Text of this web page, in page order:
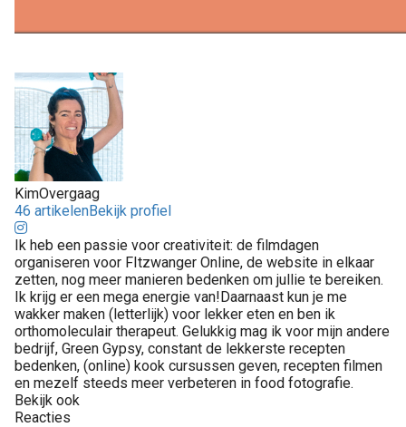
KimOvergaag
46 artikelenBekijk profiel
Ik heb een passie voor creativiteit: de filmdagen
organiseren voor FItzwanger Online, de website in elkaar
zetten, nog meer manieren bedenken om jullie te bereiken.
Ik krijg er een mega energie van!Daarnaast kun je me
wakker maken (letterlijk) voor lekker eten en ben ik
orthomoleculair therapeut. Gelukkig mag ik voor mijn andere
bedrijf, Green Gypsy, constant de lekkerste recepten
bedenken, (online) kook cursussen geven, recepten filmen
en mezelf steeds meer verbeteren in food fotografie.
Bekijk ook
Reacties